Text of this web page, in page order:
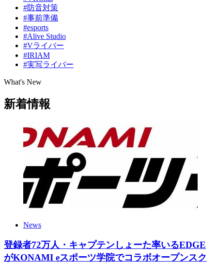
#防音対策
#事前準備
#esports
#Alive Studio
#Vライバー
#IRIAM
#実写ライバー
What's New
新着情報
News
登録者72万人・キャプテンしょーた率いるEDGE
がKONAMI eスポーツ学院でコラボオープンスク